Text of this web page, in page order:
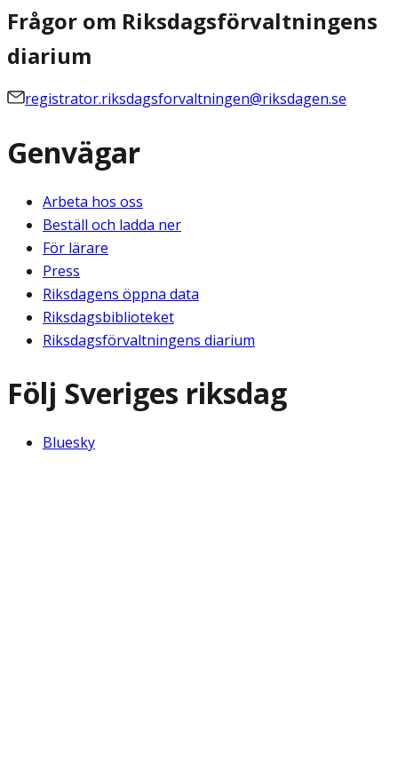
Frågor om Riksdagsförvaltningens
diarium
registrator.riksdagsforvaltningen@riksdagen.se
Genvägar
Arbeta hos oss
Beställ och ladda ner
För lärare
Press
Riksdagens öppna data
Riksdagsbiblioteket
Riksdagsförvaltningens diarium
Följ Sveriges riksdag
Bluesky